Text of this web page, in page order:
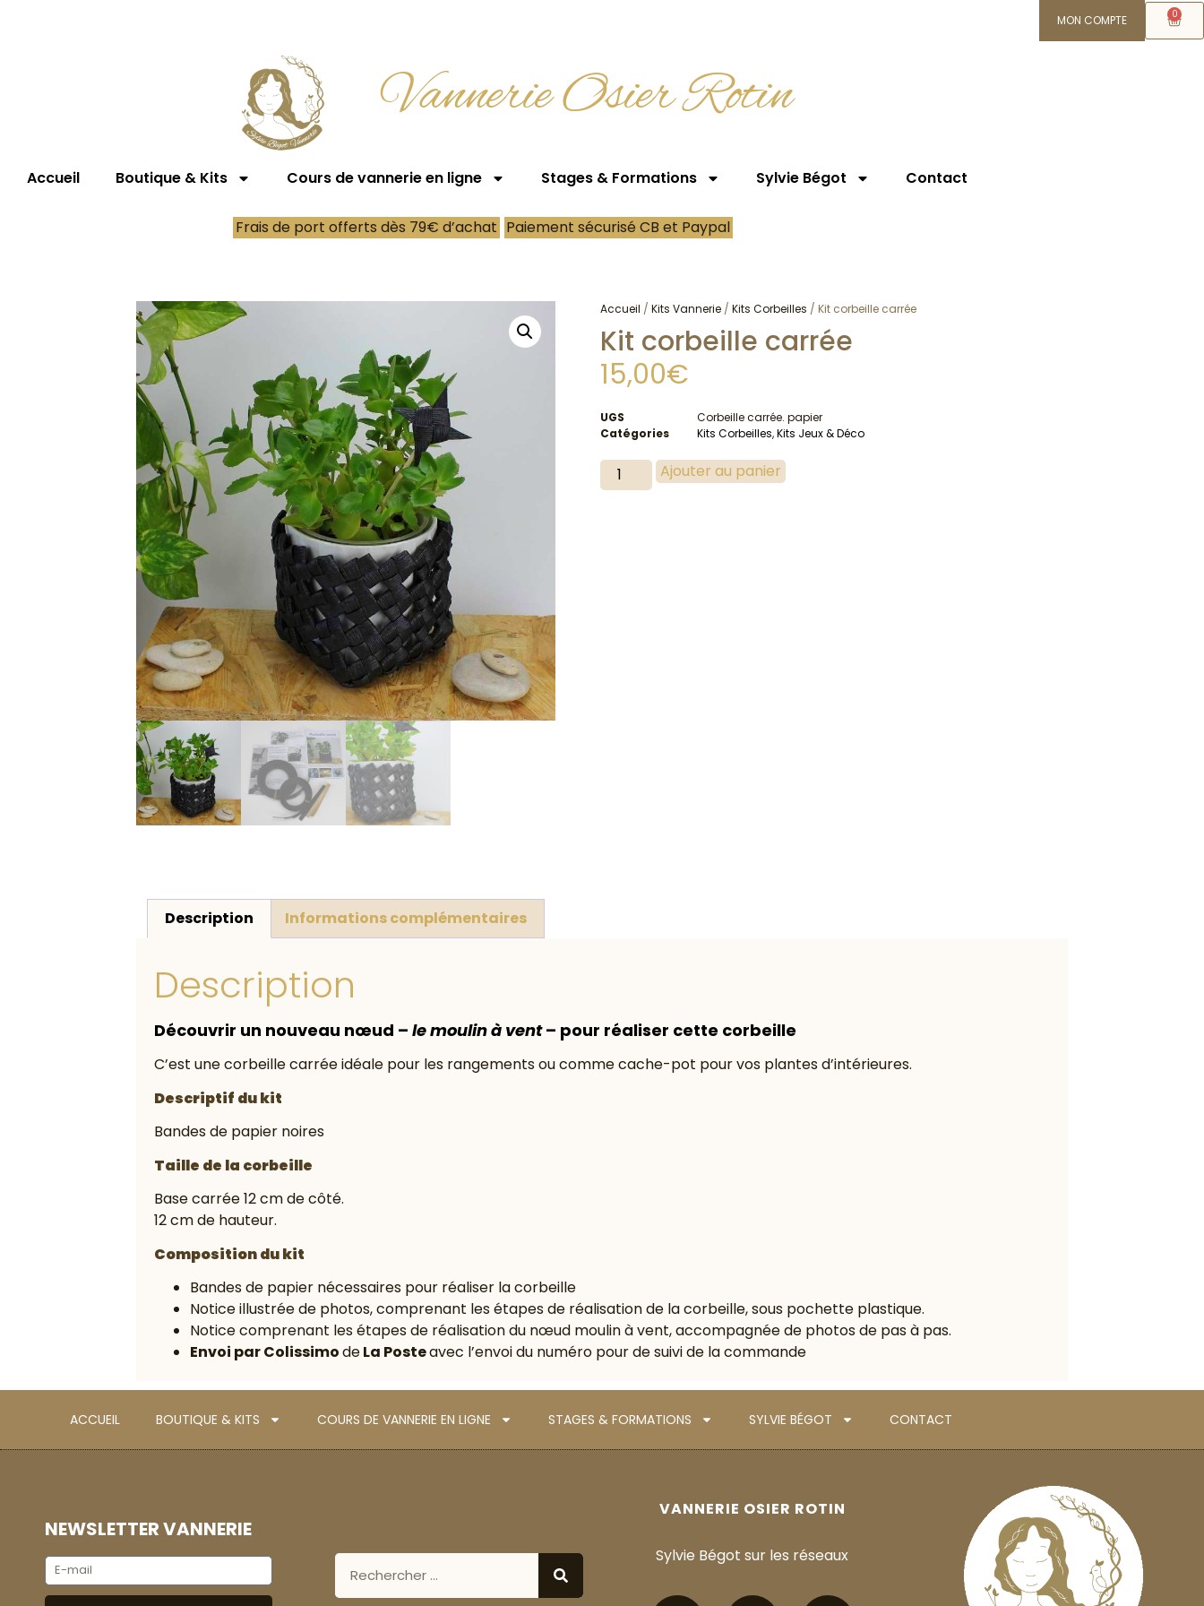
MON COMPTE 0
Vannerie Osier Rotin
Accueil Boutique & Kits Cours de vannerie en ligne Stages & Formations Sylvie Bégot Contact
Frais de port offerts dès 79€ d’achat Paiement sécurisé CB et Paypal
Accueil / Kits Vannerie / Kits Corbeilles / Kit corbeille carrée
Kit corbeille carrée
15,00€
UGS
Corbeille carrée. papier
Catégories
Kits Corbeilles,Kits Jeux & Déco
Ajouter au panier
Description Informations complémentaires
Description
Découvrir un nouveau nœud – le moulin à vent– pour réaliser cette corbeille
C’est une corbeille carrée idéale pour les rangements ou comme cache-pot pour vos plantes d’intérieures.
Descriptif du kit
Bandes de papier noires
Taille de la corbeille
Base carrée 12 cm de côté.
12 cm de hauteur.
Composition du kit
Bandes de papier nécessaires pour réaliser la corbeille
Notice illustrée de photos, comprenant les étapes de réalisation de la corbeille, sous pochette plastique.
Notice comprenant les étapes de réalisation du nœud moulin à vent, accompagnée de photos de pas à pas.
Envoi par ColissimodeLa Posteavec l’envoi du numéro pour de suivi de la commande
ACCUEIL BOUTIQUE & KITS COURS DE VANNERIE EN LIGNE STAGES & FORMATIONS SYLVIE BÉGOT CONTACT
NEWSLETTER VANNERIE
VANNERIE OSIER ROTIN
Sylvie Bégot sur les réseaux